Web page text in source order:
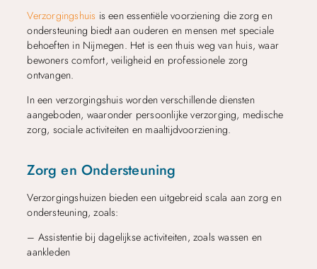
Verzorgingshuis is een essentiële voorziening die zorg en
ondersteuning biedt aan ouderen en mensen met speciale
behoeften in Nijmegen. Het is een thuis weg van huis, waar
bewoners comfort, veiligheid en professionele zorg
ontvangen.
In een verzorgingshuis worden verschillende diensten
aangeboden, waaronder persoonlijke verzorging, medische
zorg, sociale activiteiten en maaltijdvoorziening.
Zorg en Ondersteuning
Verzorgingshuizen bieden een uitgebreid scala aan zorg en
ondersteuning, zoals:
– Assistentie bij dagelijkse activiteiten, zoals wassen en
aankleden